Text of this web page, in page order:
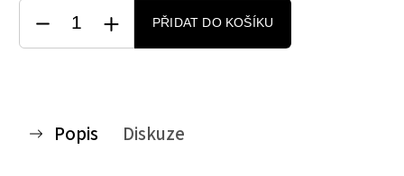
PŘIDAT DO KOŠÍKU
Popis Diskuze